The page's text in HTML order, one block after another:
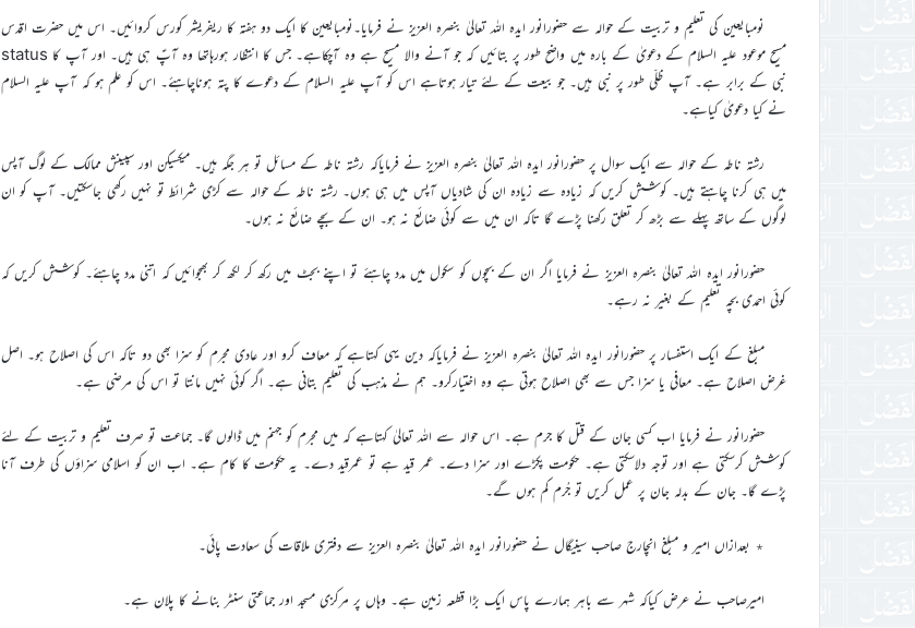
نومبایعین کی تعلیم و تربیت کے حوالہ سے حضورانور ایدہ اللہ تعالیٰ بنصرہ العزیز نے فرمایا۔نومبایعین کا ایک دو ہفتہ کا ریفریشر کورس کروائیں۔ اس میں حضرت اقدس
مسیح موعود علیہ السلام کے دعویٰ کے بارہ میں واضح طور پر بتائیں کہ جو آنے والا مسیح ہے وہ آچکاہے۔ جس کا انتظار ہورہاتھا وہ آپؑ ہی ہیں۔ اور آپ کا status
نبی کے برابر ہے۔ آپ ظلّی طور پر نبی ہیں۔ جو بیعت کے لئے تیار ہوتاہے اس کو آپ علیہ السلام کے دعوے کا پتہ ہوناچاہئے۔ اس کو علم ہو کہ آپ علیہ السلام
نے کیا دعویٰ کیاہے۔
رشتہ ناطہ کے حوالہ سے ایک سوال پر حضورانور ایدہ اللہ تعالیٰ بنصرہ العزیز نے فرمایاکہ رشتہ ناطہ کے مسائل تو ہر جگہ ہیں۔ میکسیکن اور سپینش ممالک کے لوگ آپس
میں ہی کرنا چاہتے ہیں۔ کوشش کریں کہ زیادہ سے زیادہ ان کی شادیاں آپس میں ہی ہوں۔ رشتہ ناطہ کے حوالہ سے کڑی شرائط تو نہیں رکھی جاسکتیں۔ آپ کو ان
لوگوں کے ساتھ پہلے سے بڑھ کر تعلق رکھنا پڑے گا تاکہ ان میں سے کوئی ضائع نہ ہو۔ ان کے بچے ضائع نہ ہوں۔
حضورانور ایدہ اللہ تعالیٰ بنصرہ العزیز نے فرمایا اگر ان کے بچوں کو سکول میں مدد چاہئے تو اپنے بجٹ میں رکھ کر لکھ کر بھجوائیں کہ اتنی مدد چاہئے۔ کوشش کریں کہ
کوئی احمدی بچہ تعلیم کے بغیر نہ رہے۔
مبلغ کے ایک استفسار پر حضورانور ایدہ اللہ تعالیٰ بنصرہ العزیز نے فرمایاکہ دین یہی کہتاہے کہ معاف کرو اور عادی مجرم کو سزا بھی دو تاکہ اس کی اصلاح ہو۔ اصل
غرض اصلاح ہے۔ معافی یا سزا جس سے بھی اصلاح ہوتی ہے وہ اختیارکرو۔ ہم نے مذہب کی تعلیم بتانی ہے۔ اگر کوئی نہیں مانتا تو اس کی مرضی ہے۔
حضورانور نے فرمایا اب کسی جان کے قتل کا جرم ہے۔ اس حوالہ سے اللہ تعالیٰ کہتاہے کہ میں مجرم کو جہنم میں ڈالوں گا۔ جماعت تو صرف تعلیم و تربیت کے لئے
کوشش کرسکتی ہے اور توجہ دلاسکتی ہے۔ حکومت پکڑے اور سزا دے۔ عمر قید ہے تو عمرقید دے۔ یہ حکومت کا کام ہے۔ اب ان کو اسلامی سزاؤں کی طرف آنا
پڑے گا۔ جان کے بدلہ جان پر عمل کریں تو جُرم کم ہوں گے۔
٭ بعدازاں امیر و مبلغ انچارج صاحب سینیگال نے حضورانور ایدہ اللہ تعالیٰ بنصرہ العزیز سے دفتری ملاقات کی سعادت پائی۔
امیرصاحب نے عرض کیاکہ شہر سے باہر ہمارے پاس ایک بڑا قطعہ زمین ہے۔ وہاں پر مرکزی مسجد اور جماعتی سنٹر بنانے کا پلان ہے۔